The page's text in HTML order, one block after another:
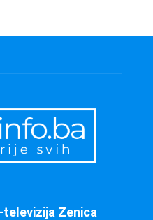
televizija Zenica